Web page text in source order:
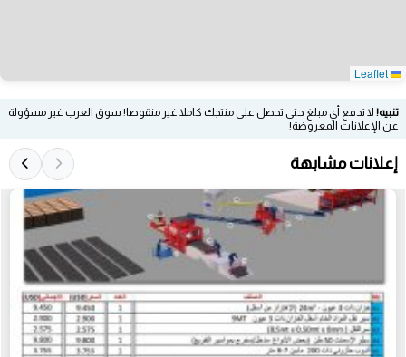
تنبيه! لا تدفع أي مبلغ حتى تحصل على منتجك كاملا غير منقوصا! سوق العرب غير مسؤولة
عن الإعلانات المعروضة!
إعلانات مشابهة